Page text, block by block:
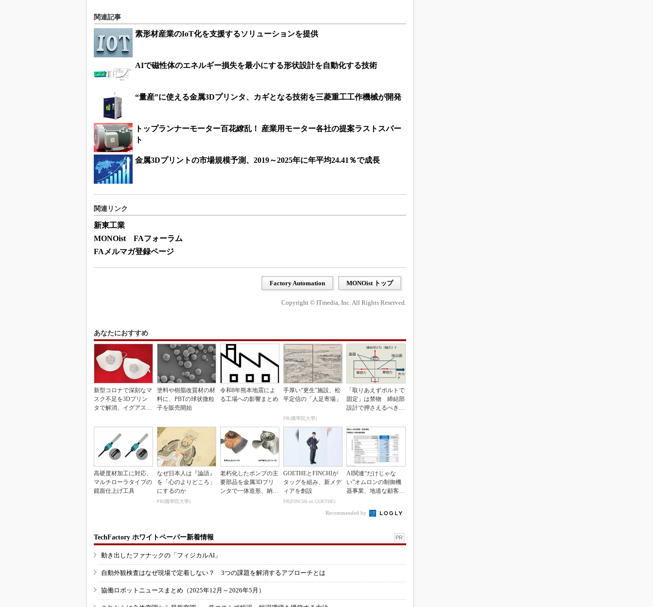
関連記事
素形材産業のIoT化を支援するソリューションを提供
AIで磁性体のエネルギー損失を最小にする形状設計を自動化する技術
“量産”に使える金属3Dプリンタ、カギとなる技術を三菱重工工作機械が開発
トップランナーモーター百花繚乱！ 産業用モーター各社の提案ラストスパー
ト
金属3Dプリントの市場規模予測、2019～2025年に年平均24.41％で成長
関連リンク
新東工業
MONOist FAフォーラム
FAメルマガ登録ページ
Factory Automation MONOist トップ
Copyright © ITmedia, Inc. All Rights Reserved.
あなたにおすすめ
新型コロナで深刻なマ
スク不足を3Dプリン
タで解消、イグアスが
塗料や樹脂改質材の材
料に、PBTの球状微粒
子を販売開始
令和8年熊本地震によ
る工場への影響まとめ
手厚い“更生”施設、松
平定信の「人足寄場」
PR(國學院大學)
「取りあえずボルトで
固定」は禁物 締結部
設計で押さえるべき基
高硬度材加工に対応、
マルチローラタイプの
鏡面仕上げ工具
なぜ日本人は『論語』
を「心のよりどころ」
にするのか
PR(國學院大學)
老朽化したポンプの主
要部品を金属3Dプリ
ンタで一体造形、納期
GOETHEとFINCHIが
タッグを組み、新メデ
ィアを創設
PR(FINCHI on GOETHE)
AI関連“だけじゃな
い”オムロンの制御機
器事業、地道な顧客基
Recommended by
TechFactory ホワイトペーパー新着情報 PR
動き出したファナックの「フィジカルAI」
自動外観検査はなぜ現場で定着しない？ 3つの課題を解消するアプローチとは
協働ロボットニュースまとめ（2025年12月～2026年5月）